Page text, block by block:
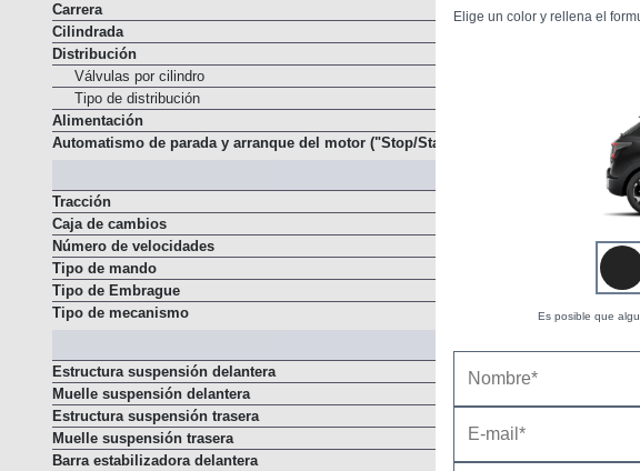
Elige un color y rellena el
Es posible que
Carrera
Cilindrada
Distribución
Válvulas por cilindro
Tipo de distribución
Alimentación
Automatismo de parada y arranque del motor ("Stop/Start")
Transmisión
Tracción
Caja de cambios
Número de velocidades
Tipo de mando
Tipo de Embrague
Tipo de mecanismo
Estructura suspensión delantera
Muelle suspensión delantera
Estructura suspensión trasera
Muelle suspensión trasera
Barra estabilizadora delantera